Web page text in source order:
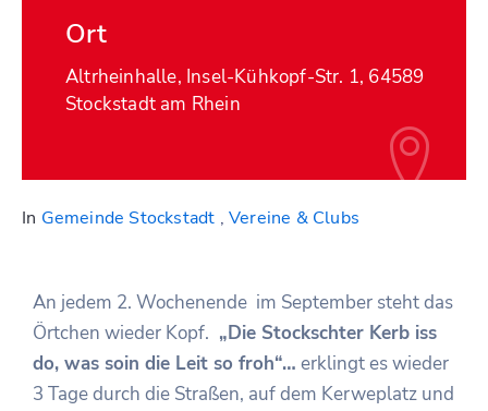
Ort
Altrheinhalle, Insel-Kühkopf-Str. 1, 64589
Stockstadt am Rhein
In Gemeinde Stockstadt ,Vereine & Clubs
An jedem 2. Wochenende im September steht das
Örtchen wieder Kopf. „Die Stockschter Kerb iss
do, was soin die Leit so froh“… erklingt es wieder
3 Tage durch die Straßen, auf dem Kerweplatz und